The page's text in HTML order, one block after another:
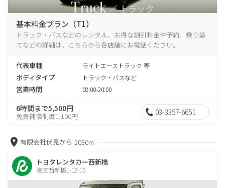
基本料金プラン（T1）
トラック・バスなどのレンタル、お得な割引料金や予約、乗り捨
てなどの詳細は、こちらから各店舗にお電話ください。
代表車種 ライトエーストラック 等
ボディタイプ トラック・バスなど
営業時間 08:00-20:00
6時間まで5,500円
免責補償制度1,100円 03-3357-6651
有限会社伏見から 2050m
トヨタレンタカー西新橋
港区西新橋1-12-10